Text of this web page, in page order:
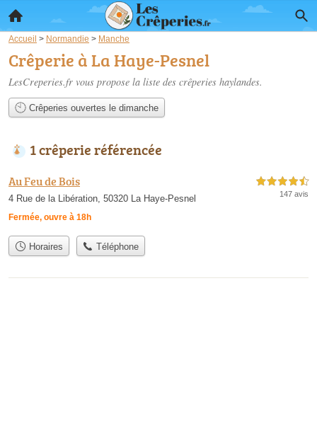
Accueil > Normandie > Manche
Crêperie à La Haye-Pesnel
LesCreperies.fr vous propose la liste des crêperies haylandes.
Crêperies ouvertes le dimanche
1 crêperie référencée
Au Feu de Bois
4 Rue de la Libération, 50320 La Haye-Pesnel
Fermée, ouvre à 18h
4,5 étoiles sur 5
147 avis
Horaires Téléphone